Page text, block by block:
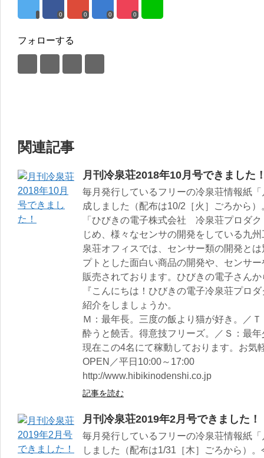
0 0 0 0
フォローする
関連記事
月刊冷泉荘2018年10月号できました
毎月発行しているフリーの冷泉荘情報紙
成しました（配布は10/2［火］ごろから
「ひびきの電子株式会社 冷泉荘プロダ
じめ、様々なセンサの開発をしている九
泉荘オフィスでは、センサー類の開発と
プトとした面白い商品の開発や、センサ
販売されております。ひびきの電子さん
『こんにちは！ひびきの電子冷泉荘プロ
紹介をしましょうか。
Ｍ：最年長。三度の飯より猫が好き。／
酔うと饒舌。得意技フリーズ。／Ｓ：最
現在この4名にて稼動しております。お
OPEN／平日10:00～17:00
http://www.hibikinodenshi.co.jp
記事を読む
月刊冷泉荘2019年2月号できました！
毎月発行しているフリーの冷泉荘情報紙
しました（配布は1/31［木］ごろから）